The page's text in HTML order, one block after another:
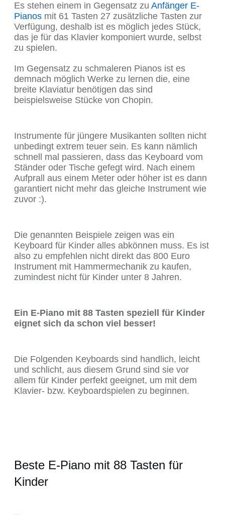
Es stehen einem in Gegensatz zu Anfänger E-
Pianos mit 61 Tasten 27 zusätzliche Tasten zur
Verfügung, deshalb ist es möglich jedes Stück,
das je für das Klavier komponiert wurde, selbst
zu spielen.
Im Gegensatz zu schmaleren Pianos ist es
demnach möglich Werke zu lernen die, eine
breite Klaviatur benötigen das sind
beispielsweise Stücke von Chopin.
Instrumente für jüngere Musikanten sollten nicht
unbedingt extrem teuer sein. Es kann nämlich
schnell mal passieren, dass das Keyboard vom
Ständer oder Tische gefegt wird. Nach einem
Aufprall aus einem Meter oder höher ist es dann
garantiert nicht mehr das gleiche Instrument wie
zuvor :).
Die genannten Beispiele zeigen was ein
Keyboard für Kinder alles abkönnen muss. Es ist
also zu empfehlen nicht direkt das 800 Euro
Instrument mit Hammermechanik zu kaufen,
zumindest nicht für Kinder unter 8 Jahren.
Ein E-Piano mit 88 Tasten speziell für Kinder
eignet sich da schon viel besser!
Die Folgenden Keyboards sind handlich, leicht
und schlicht, aus diesem Grund sind sie vor
allem für Kinder perfekt geeignet, um mit dem
Klavier- bzw. Keyboardspielen zu beginnen.
Beste E-Piano mit 88 Tasten für
Kinder